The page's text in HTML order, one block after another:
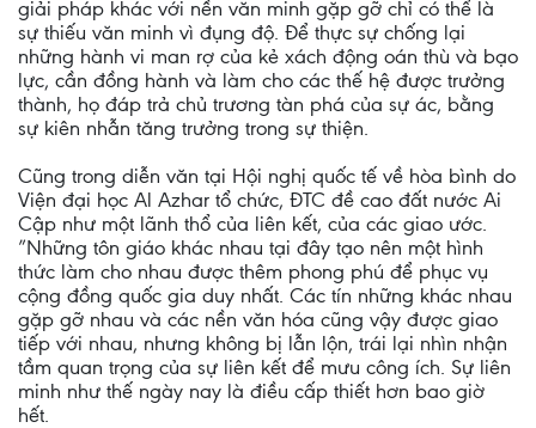
giải pháp khác với nền văn minh gặp gỡ chỉ có thể là
sự thiếu văn minh vì đụng độ. Để thực sự chống lại
những hành vi man rợ của kẻ xách động oán thù và bạo
lực, cần đồng hành và làm cho các thế hệ được trưởng
thành, họ đáp trả chủ trương tàn phá của sự ác, bằng
sự kiên nhẫn tăng trưởng trong sự thiện.
Cũng trong diễn văn tại Hội nghị quốc tế về hòa bình do
Viện đại học Al Azhar tổ chức, ĐTC đề cao đất nước Ai
Cập như một lãnh thổ của liên kết, của các giao ước.
”Những tôn giáo khác nhau tại đây tạo nên một hình
thức làm cho nhau được thêm phong phú để phục vụ
cộng đồng quốc gia duy nhất. Các tín những khác nhau
gặp gỡ nhau và các nền văn hóa cũng vậy được giao
tiếp với nhau, nhưng không bị lẫn lộn, trái lại nhìn nhận
tầm quan trọng của sự liên kết để mưu công ích. Sự liên
minh như thế ngày nay là điều cấp thiết hơn bao giờ
hết.